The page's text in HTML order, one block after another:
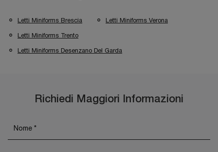
Letti Miniforms Brescia Letti Miniforms Verona
Letti Miniforms Trento
Letti Miniforms Desenzano Del Garda
Richiedi Maggiori Informazioni